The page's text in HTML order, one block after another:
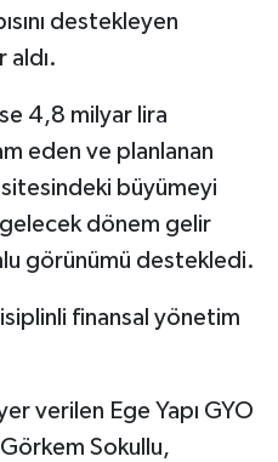
destekleyen
aldı.
4,8 milyar lira
eden ve planlanan
büyümeyi
dönem gelir
görünümü destekledi.
finansal yönetim
verilen Ege Yapı GYO
Sokullu,